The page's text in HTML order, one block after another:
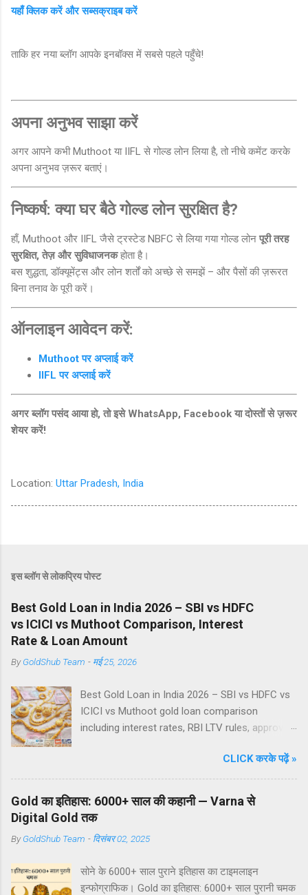
यहाँ क्लिक करें और सब्सक्राइब करें
ताकि हर नया ब्लॉग आपके इनबॉक्स में सबसे पहले पहुँचे!
अपना अनुभव साझा करें
अगर आपने कभी Muthoot या IIFL से गोल्ड लोन लिया है, तो नीचे कमेंट करके
अपना अनुभव ज़रूर बताएं।
निष्कर्ष: क्या घर बैठे गोल्ड लोन सुरक्षित है?
हाँ, Muthoot और IIFL जैसे ट्रस्टेड NBFC से लिया गया गोल्ड लोन पूरी तरह
सुरक्षित, तेज़ और सुविधाजनकहोता है।
बस शुद्धता, डॉक्यूमेंट्स और लोन शर्तों को अच्छे से समझें – और पैसों की ज़रूरत
बिना तनाव के पूरी करें।
ऑनलाइन आवेदन करें:
Muthoot पर अप्लाई करें
IIFL पर अप्लाई करें
अगर ब्लॉग पसंद आया हो, तो इसे WhatsApp, Facebook या दोस्तों से ज़रूर
शेयर करें!
Location: Uttar Pradesh, India
इस ब्लॉग से लोकप्रिय पोस्ट
Best Gold Loan in India 2026 – SBI vs HDFC
vs ICICI vs Muthoot Comparison, Interest
Rate & Loan Amount
ByGoldShub Team - मई 25, 2026
Best Gold Loan in India 2026 – SBI vs HDFC vs
ICICI vs Muthoot gold loan comparison
including interest rates, RBI LTV rules, approval
loan calculator guide. Best Gold Loan in India
2026: SBI vs HDFC vs ICICI vs Muthoot – कौन
देता है सबसे ज्यादा Loan? Written by GoldShub
Team Edited by Swati Updated: 22 May 2026 📌
SBI Fastest Approval: Muthoot Finance Best
Repayment: HDFC Bank RBI Tiered LTV: Up to
CLICK करके पढ़ें »
Gold का इतिहास: 6000+ साल की कहानी — Varna से
Digital Gold तक
ByGoldShub Team - दिसंबर 02, 2025
सोने के 6000+ साल पुराने इतिहास का टाइमलाइन
इन्फोग्राफिक। Gold का इतिहास: 6000+ साल पुरानी चमक